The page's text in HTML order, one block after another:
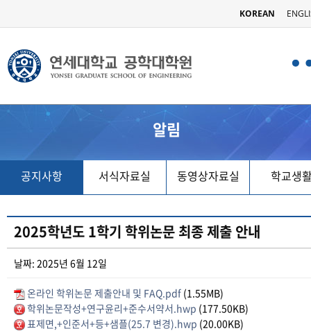
KOREAN
알림
공지사항 서식자료실 동영상자료실 학교생
2025학년도 1학기 학위논문 최종 제출 안내
날짜: 2025년 6월 12일
온라인 학위논문 제출안내 및 FAQ.pdf (1.55MB)
학위논문작성+연구윤리+준수서약서.hwp (177.50KB)
표제면,+인준서+등+샘플(25.7 변경).hwp (20.00KB)